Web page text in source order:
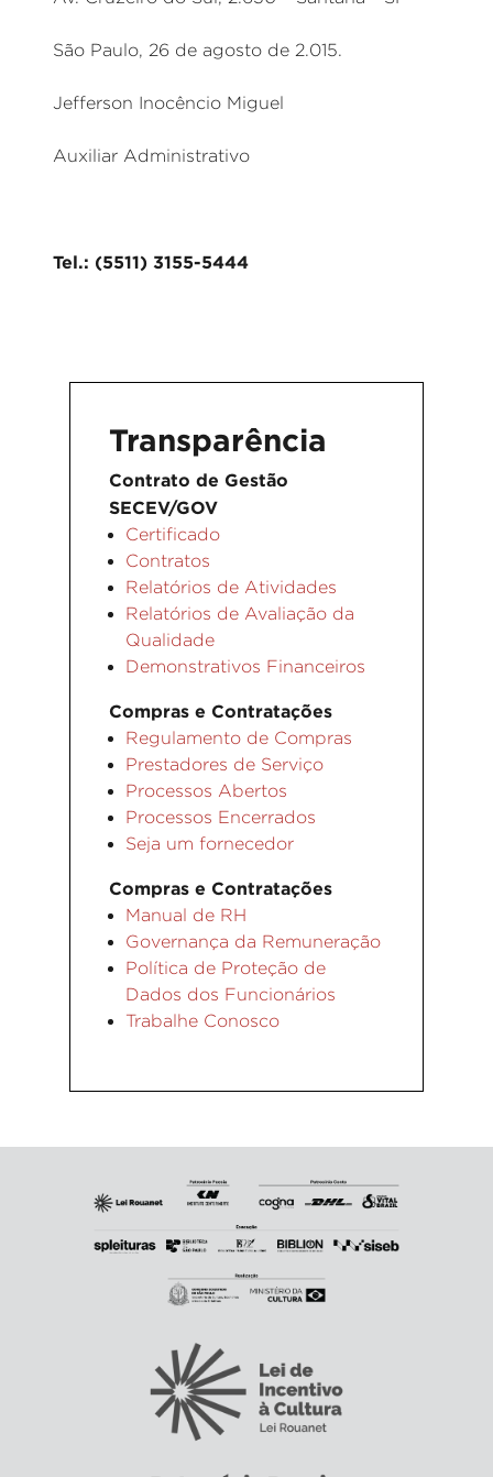
São Paulo, 26 de agosto de 2.015.
Jefferson Inocêncio Miguel
Auxiliar Administrativo
Tel.: (5511) 3155-5444
Transparência
Contrato de Gestão
SECEV/GOV
Certificado
Contratos
Relatórios de Atividades
Relatórios de Avaliação da
Qualidade
Demonstrativos Financeiros
Compras e Contratações
Regulamento de Compras
Prestadores de Serviço
Processos Abertos
Processos Encerrados
Seja um fornecedor
Compras e Contratações
Manual de RH
Governança da Remuneração
Política de Proteção de
Dados dos Funcionários
Trabalhe Conosco